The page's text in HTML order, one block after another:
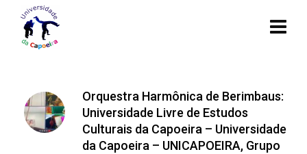
Orquestra Harmônica de Berimbaus:
Universidade Livre de Estudos
Culturais da Capoeira – Universidade
da Capoeira – UNICAPOEIRA, Grupo